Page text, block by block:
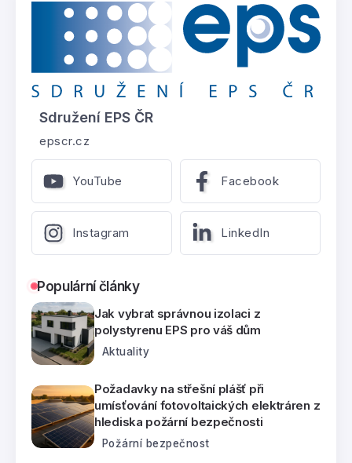
Sdružení EPS ČR
epscr.cz
YouTube Facebook
Instagram LinkedIn
Populární články
Jak vybrat správnou izolaci z
polystyrenu EPS pro váš dům
Aktuality
Požadavky na střešní plášť při
umísťování fotovoltaických elektráren z
hlediska požární bezpečnosti
Požární bezpečnost